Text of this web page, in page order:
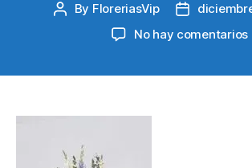
Post
By FloreriasVip
Post
No hay comentarios